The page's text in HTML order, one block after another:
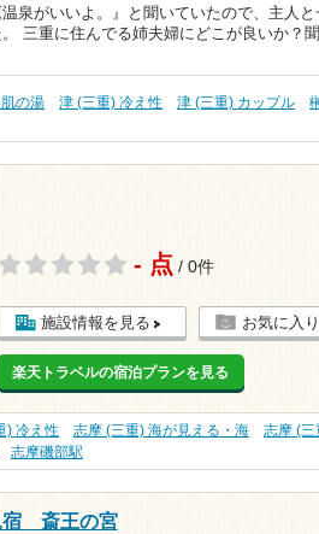
泉がいいよ。』と聞いていたので、主人
三重に住んでる姉夫婦にどこが良いか？
の湯 津 (三重) 冷え性 津 (三重) カップル
- 点 / 0件
施設情報を見る お気に入
楽天トラベルの宿泊プランを見る
) 冷え性 志摩 (三重) 海が見える・海
志摩 (三
志摩磯部駅
宿 斎王の宮